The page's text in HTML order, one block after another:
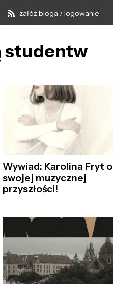
załóż bloga / logowanie
studentw
Wywiad: Karolina Fryt o
swojej muzycznej
przyszłości!